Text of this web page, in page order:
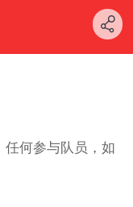
任何参与队员，如